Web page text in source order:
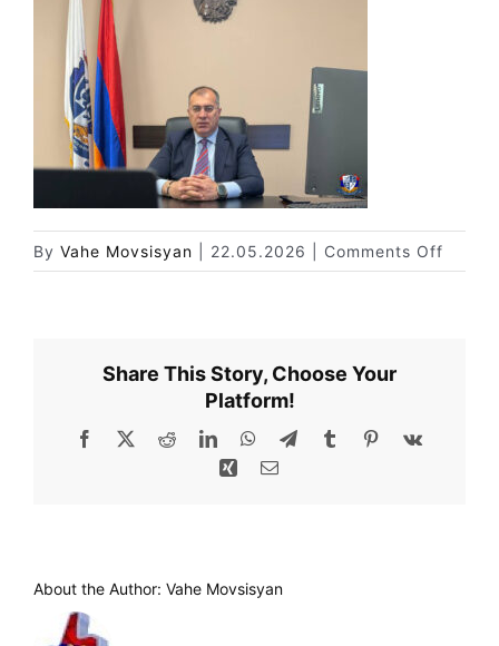
Փորձաքննությունների տեսակները
Գրադարան
Կայքի քարտեզ
By Vahe Movsisyan 22.05.2026 Comments Off
5
Share This Story, Choose Your
Platform!
Facebook Reddit LinkedInWhatsAppTelegram
TumblrPinterest
Xing
About the Author: Vahe Movsisyan